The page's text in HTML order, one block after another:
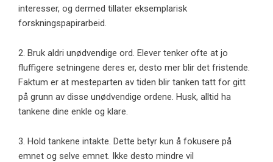
interesser, og dermed tillater eksemplarisk
forskningspapirarbeid.
2. Bruk aldri unødvendige ord. Elever tenker ofte at jo
fluffigere setningene deres er, desto mer blir det fristende.
Faktum er at mesteparten av tiden blir tanken tatt for gitt
på grunn av disse unødvendige ordene. Husk, alltid ha
tankene dine enkle og klare.
3. Hold tankene intakte. Dette betyr kun å fokusere på
emnet og selve emnet. Ikke desto mindre vil